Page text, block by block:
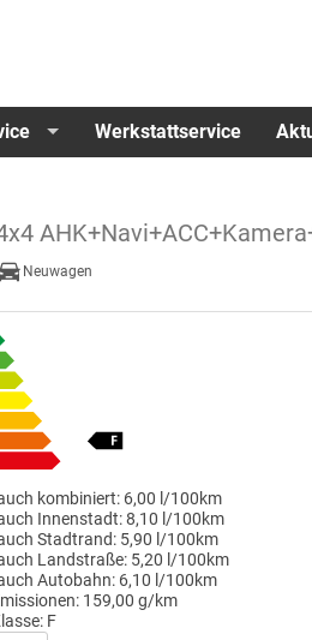
Werkstattservice
Neuwagen
kombiniert: 6,00 l/100km
Innenstadt:8,10 l/100km
Stadtrand: 5,90 l/100km
Landstraße: 5,20 l/100km
Autobahn: 6,10 l/100km
159,00 g/km
F